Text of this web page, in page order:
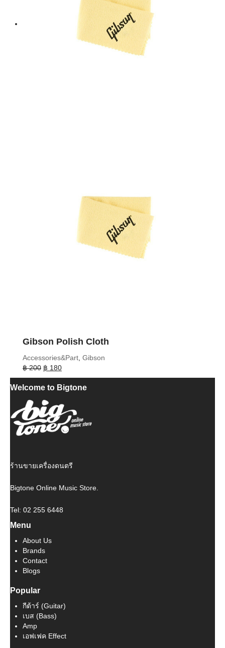
Gibson Polish Cloth
Accessories&Part, Gibson
฿200 Original
price
was:
฿ 180Current
price
is:
Welcome to Bigtone
ร้านขายเครื่องดนตรี
Bigtone Online Music Store.
Tel: 02 255 6448
Menu
About Us
Brands
Contact
Blogs
Popular
กีต้าร์ (Guitar)
เบส (Bass)
Amp
เอฟเฟค Effect